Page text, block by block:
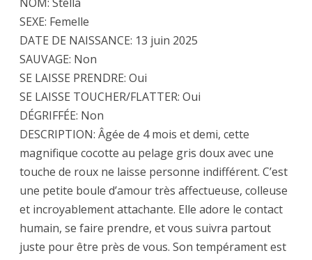
SEXE: Femelle
DATE DE NAISSANCE: 13 juin 2025
SAUVAGE: Non
SE LAISSE PRENDRE: Oui
SE LAISSE TOUCHER/FLATTER: Oui
DÉGRIFFÉE: Non
DESCRIPTION: Âgée de 4 mois et demi, cette
magnifique cocotte au pelage gris doux avec une
touche de roux ne laisse personne indifférent. C’est
une petite boule d’amour très affectueuse, colleuse
et incroyablement attachante. Elle adore le contact
humain, se faire prendre, et vous suivra partout
juste pour être près de vous. Son tempérament est